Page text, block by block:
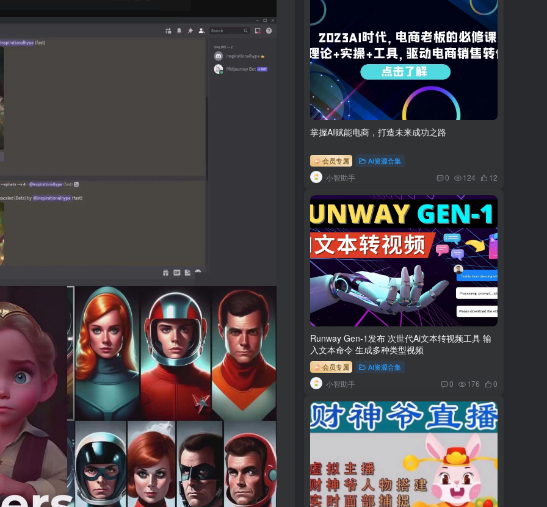
掌握AI赋能电商，打造未来成功之路
会员专属 AI资源合集
小智助手 0 124 12
Runway Gen-1发布 次世代Ai文本转视频工具 输
入文本命令 生成多种类型视频
会员专属 AI资源合集
小智助手 0 176 0